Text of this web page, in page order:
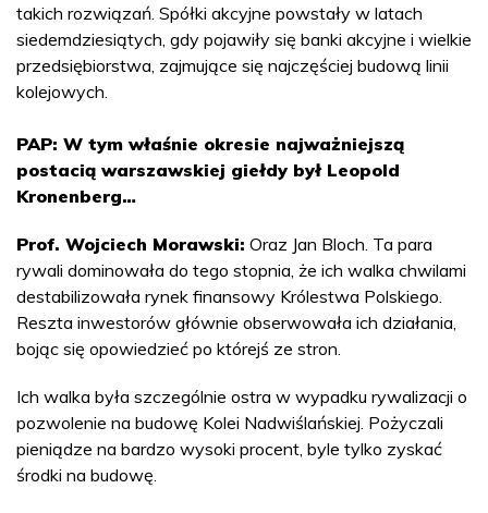
takich rozwiązań. Spółki akcyjne powstały w latach
siedemdziesiątych, gdy pojawiły się banki akcyjne i wielkie
przedsiębiorstwa, zajmujące się najczęściej budową linii
kolejowych.
PAP: W tym właśnie okresie najważniejszą
postacią warszawskiej giełdy był Leopold
Kronenberg…
Prof. Wojciech Morawski: Oraz Jan Bloch. Ta para
rywali dominowała do tego stopnia, że ich walka chwilami
destabilizowała rynek finansowy Królestwa Polskiego.
Reszta inwestorów głównie obserwowała ich działania,
bojąc się opowiedzieć po którejś ze stron.
Ich walka była szczególnie ostra w wypadku rywalizacji o
pozwolenie na budowę Kolei Nadwiślańskiej. Pożyczali
pieniądze na bardzo wysoki procent, byle tylko zyskać
środki na budowę.